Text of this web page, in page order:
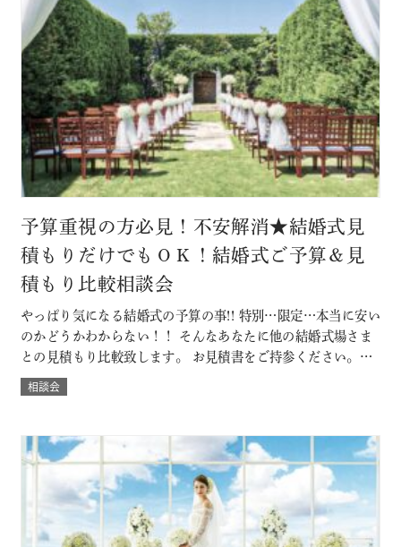
予算重視の方必見！不安解消★結婚式見
積もりだけでもＯＫ！結婚式ご予算＆見
積もり比較相談会
やっぱり気になる結婚式の予算の事!! 特別…限定…本当に安い
のかどうかわからない！！ そんなあなたに他の結婚式場さま
との見積もり比較致します。 お見積書をご持参ください。
「既に他の結婚式場に決定済みだけど・・」なんていう方も
大歓迎。 ◇既に予算書をもらっている方は当日お持ちいただ
ついても紹介。 本当に…
相談会